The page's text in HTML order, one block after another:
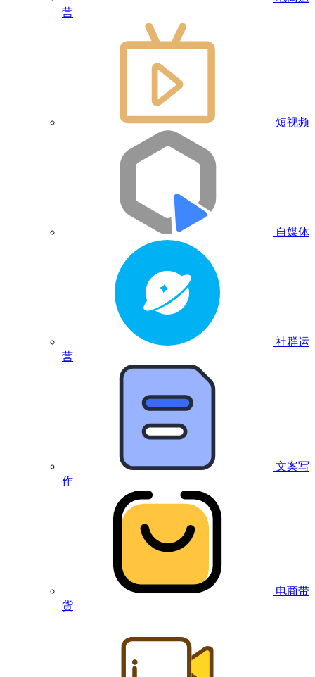
营
短视频
自媒体
社群运
营
文案写
作
电商带
货